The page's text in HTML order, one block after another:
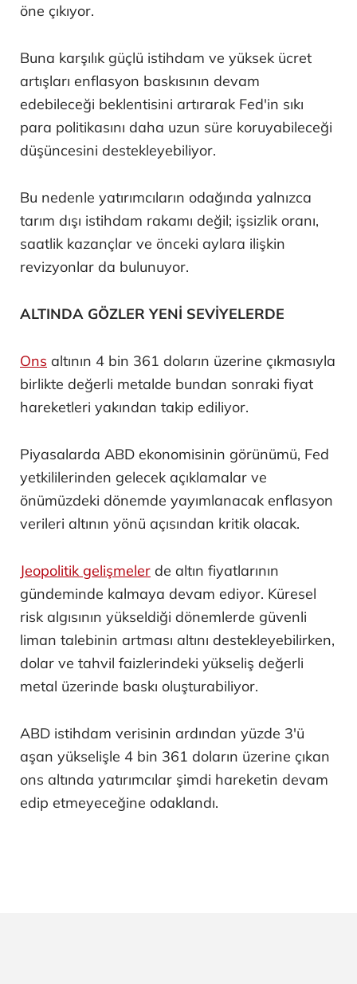
öne çıkıyor.
Buna karşılık güçlü istihdam ve yüksek ücret
artışları enflasyon baskısının devam
edebileceği beklentisini artırarak Fed'in sıkı
para politikasını daha uzun süre koruyabileceği
düşüncesini destekleyebiliyor.
Bu nedenle yatırımcıların odağında yalnızca
tarım dışı istihdam rakamı değil; işsizlik oranı,
saatlik kazançlar ve önceki aylara ilişkin
revizyonlar da bulunuyor.
ALTINDA GÖZLER YENİ SEVİYELERDE
Ons altının 4 bin 361 doların üzerine çıkmasıyla
birlikte değerli metalde bundan sonraki fiyat
hareketleri yakından takip ediliyor.
Piyasalarda ABD ekonomisinin görünümü, Fed
yetkililerinden gelecek açıklamalar ve
önümüzdeki dönemde yayımlanacak enflasyon
verileri altının yönü açısından kritik olacak.
Jeopolitik gelişmeler de altın fiyatlarının
gündeminde kalmaya devam ediyor. Küresel
risk algısının yükseldiği dönemlerde güvenli
liman talebinin artması altını destekleyebilirken,
dolar ve tahvil faizlerindeki yükseliş değerli
metal üzerinde baskı oluşturabiliyor.
ABD istihdam verisinin ardından yüzde 3'ü
aşan yükselişle 4 bin 361 doların üzerine çıkan
ons altında yatırımcılar şimdi hareketin devam
edip etmeyeceğine odaklandı.